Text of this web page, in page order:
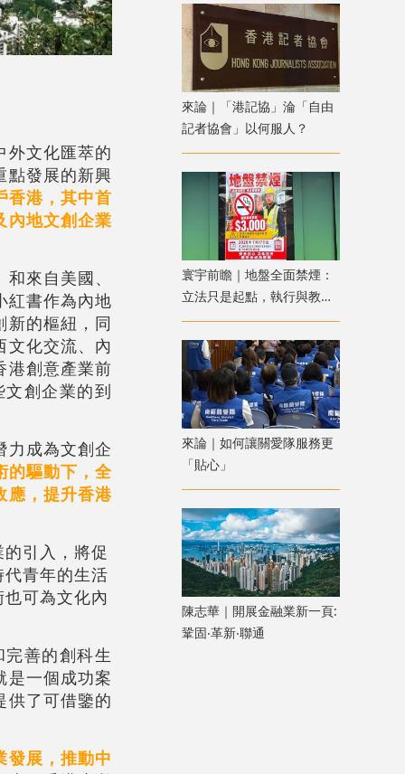
外文化匯萃的
點發展的新興
香港，其中首
內地文創企業
來自美國、
紅書作為內地
新的樞紐，同
文化交流、內
港創意產業前
創企業的到
力成為文創企
的驅動下，全
應，提升香港
引入，將促
青年的生活
可為文化內
善的創科生
是一個成功案
供了可借鑒的
發展，推動中
來論｜「港記協」淪「自由
記者協會」以何服人？
寰宇前瞻｜地盤全面禁煙：
立法只是起點，執行與教育
才是關鍵
來論｜如何讓關愛隊服務更
「貼心」
陳志華｜開展金融業新一頁:
鞏固‧革新‧聯通